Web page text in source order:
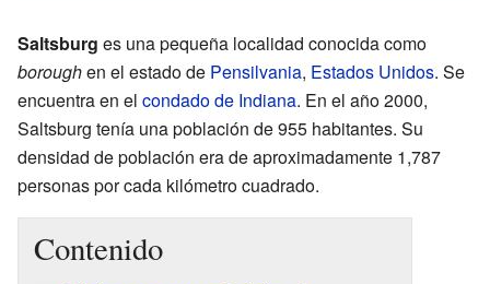
Saltsburg es una pequeña localidad conocida como
boroughen el estado de Pensilvania, Estados Unidos. Se
encuentra en el condado de Indiana. En el año 2000,
Saltsburg tenía una población de 955 habitantes. Su
densidad de población era de aproximadamente 1,787
personas por cada kilómetro cuadrado.
Contenido